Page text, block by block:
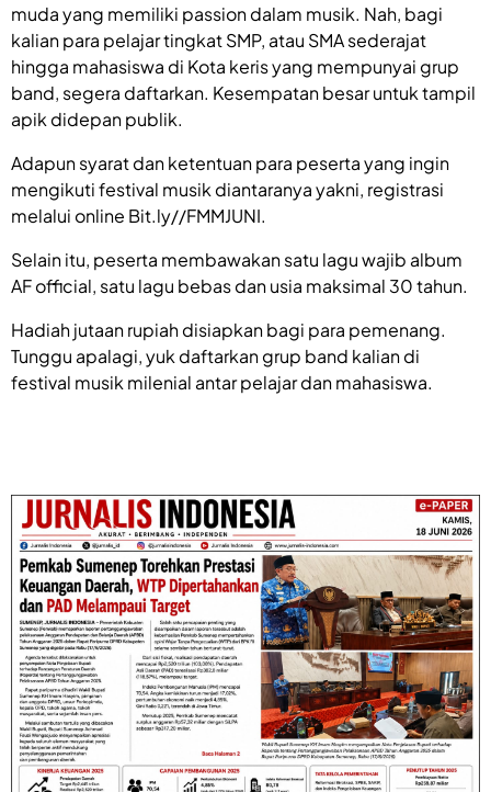
muda yang memiliki passion dalam musik. Nah, bagi
kalian para pelajar tingkat SMP, atau SMA sederajat
hingga mahasiswa di Kota keris yang mempunyai grup
band, segera daftarkan. Kesempatan besar untuk tampil
apik didepan publik.
Adapun syarat dan ketentuan para peserta yang ingin
mengikuti festival musik diantaranya yakni, registrasi
melalui online Bit.ly//FMMJUNI.
Selain itu, peserta membawakan satu lagu wajib album
AF official, satu lagu bebas dan usia maksimal 30 tahun.
Hadiah jutaan rupiah disiapkan bagi para pemenang.
Tunggu apalagi, yuk daftarkan grup band kalian di
festival musik milenial antar pelajar dan mahasiswa.